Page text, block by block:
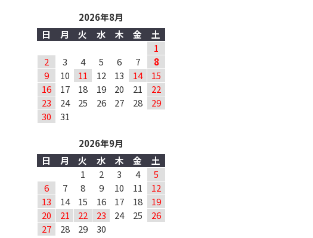
2026年8月
日
月 火 水 木 金
土
1
2
3 4 5 6 7
8
9
10 11 12 13 14
15
16
17 18 19 20 21
22
23
24 25 26 27 28
29
30
31
2026年9月
日
月 火 水 木 金
土
1
2 3 4
5
6
7 8 9 10 11
12
13
14 15 16 17 18
19
20
21 22 23 24 25
26
27
28 29 30